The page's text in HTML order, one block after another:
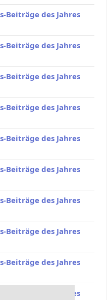
Beiträge des Jahres
Beiträge des Jahres
Beiträge des Jahres
Beiträge des Jahres
Beiträge des Jahres
Beiträge des Jahres
Beiträge des Jahres
Beiträge des Jahres
Beiträge des Jahres
Beiträge des Jahres